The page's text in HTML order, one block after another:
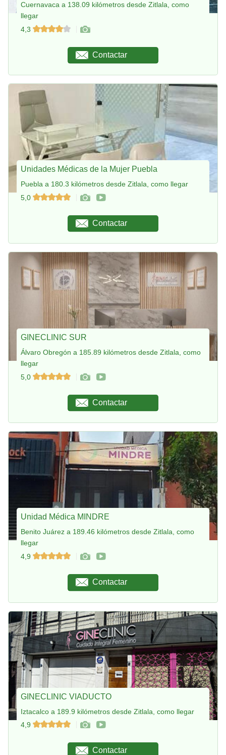
Cuernavaca a 138.09 kilómetros desde Zitlala, como
llegar
4,3
Contactar
Unidades Médicas de la Mujer Puebla
Puebla a 180.3 kilómetros desde Zitlala, como llegar
5,0
Contactar
GINECLINIC SUR
Álvaro Obregón a 185.89 kilómetros desde Zitlala, como
llegar
5,0
Contactar
Unidad Médica MINDRE
Benito Juárez a 189.46 kilómetros desde Zitlala, como
llegar
4,9
Contactar
GINECLINIC VIADUCTO
Iztacalco a 189.9 kilómetros desde Zitlala, como llegar
4,9
Contactar